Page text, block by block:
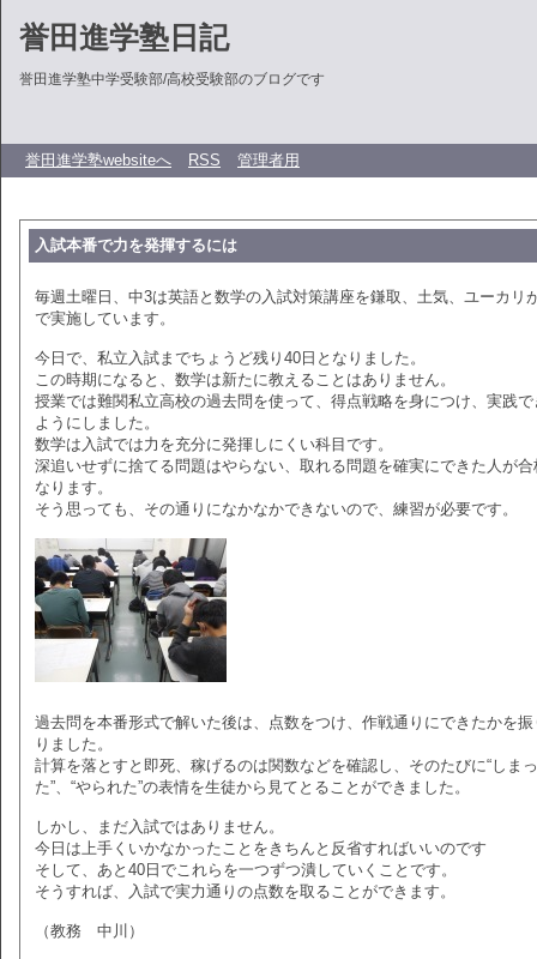
誉田進学塾日記
誉田進学塾中学受験部/高校受験部のブログです
誉田進学塾websiteへ RSS 管理者用
入試本番で力を発揮するには
毎週土曜日、中3は英語と数学の入試対策講座を鎌取、土気、ユーカリ
で実施しています。
今日で、私立入試までちょうど残り40日となりました。
この時期になると、数学は新たに教えることはありません。
授業では難関私立高校の過去問を使って、得点戦略を身につけ、実践で
ようにしました。
数学は入試では力を充分に発揮しにくい科目です。
深追いせずに捨てる問題はやらない、取れる問題を確実にできた人が合
なります。
そう思っても、その通りになかなかできないので、練習が必要です。
過去問を本番形式で解いた後は、点数をつけ、作戦通りにできたかを振
りました。
計算を落とすと即死、稼げるのは関数などを確認し、そのたびに“しまっ
た”、“やられた”の表情を生徒から見てとることができました。
しかし、まだ入試ではありません。
今日は上手くいかなかったことをきちんと反省すればいいのです
そして、あと40日でこれらを一つずつ潰していくことです。
そうすれば、入試で実力通りの点数を取ることができます。
（教務 中川）